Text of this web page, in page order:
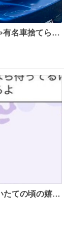
有名車捨てられ
も残ってない
でした、、 #バ
たての頃の嬉し
各50通くらい